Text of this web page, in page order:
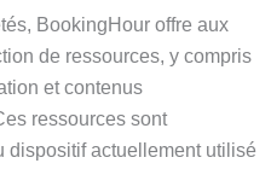
BookingHour offre aux
de ressources, y compris
et contenus
ressources sont
dispositif actuellement utilisé